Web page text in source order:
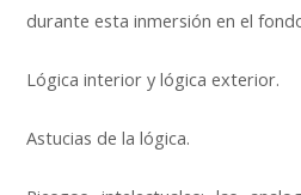
durante esta inmersión en el
Lógica interior y lógica exterior.
Astucias de la lógica.